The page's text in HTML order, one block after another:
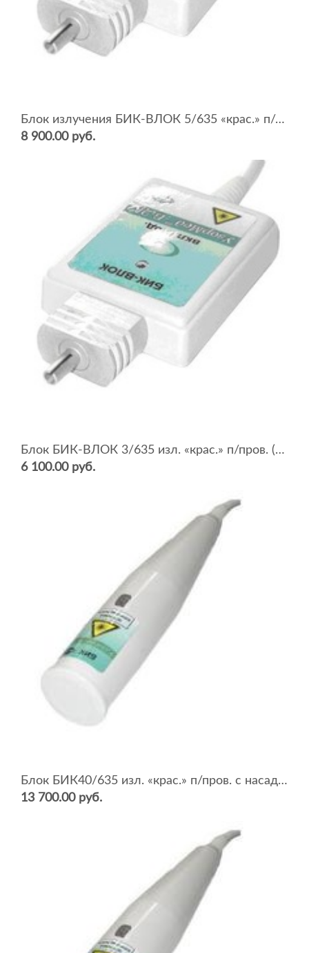
Блок излучения БИК-ВЛОК 5/635 «крас.» п/пров. (Р=5 мВт, режим непрерыв/мод., ВЛОК)
8 900.00 руб.
Блок БИК-ВЛОК 3/635 изл. «крас.» п/пров. (Р=3 мВт)
6 100.00 руб.
Блок БИК40/635 изл. «крас.» п/пров. с насадкой НС-К (Р=40мВт)
13 700.00 руб.